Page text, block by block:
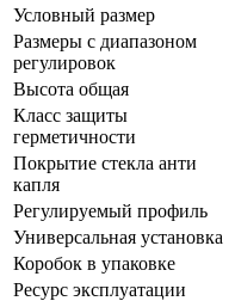
Условный размер
Размеры с диапазоном
регулировок
Высота общая
Класс защиты
герметичности
Покрытие стекла анти
капля
Регулируемый профиль
Универсальная установка
Коробок в упаковке
Ресурс эксплуатации